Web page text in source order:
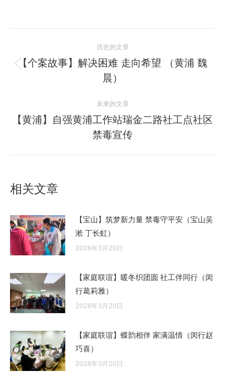
章
历史的文章
历
史
章：
【个案故事】解决困难 走向希望 （黄浦 魏
晨）
未来的文章
未
来
的
【黄浦】自强黄浦工作站瑞金二路社工点社区
禁毒宣传
相关文章
【宝山】筑梦新力量 禁毒守平安（宝山吴
淞 丁长虹）
2026年3月20日
【家庭联谊】暖冬织团圆 社工伴同行（闵
行葛莉雅）
2026年3月20日
【家庭联谊】蝶韵相伴 家满温情（闵行赵
巧喜）
2026年3月20日